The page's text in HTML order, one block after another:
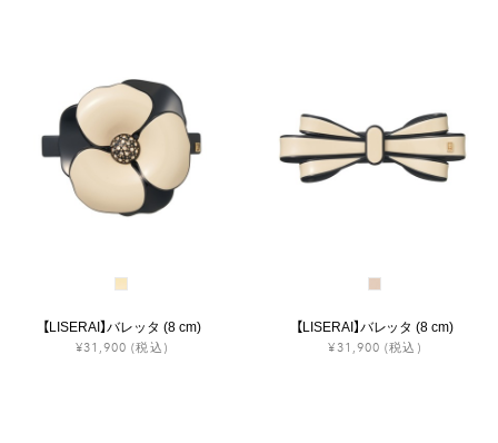
【LISERAI】バレッタ (8 cm)
¥31,900 (税込)
【LISERAI】バレッタ (8 cm)
¥31,900 (税込)